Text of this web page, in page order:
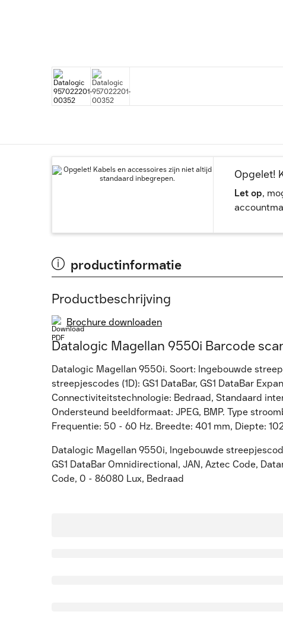
Opgelet!
Let op,
productinformatie
Productbeschrijving
Brochure downloaden
Datalogic Magellan 9550i Barcode
Datalogic Magellan 9550i. Soort: Ingebouwde
streepjescodes (1D): GS1 DataBar, GS1 DataBar
Connectiviteitstechnologie: Bedraad, Standaard
Ondersteund beeldformaat: JPEG, BMP. Type
Frequentie: 50 - 60 Hz. Breedte: 401 mm, Diepte:
Datalogic Magellan 9550i, Ingebouwde
GS1 DataBar Omnidirectional, JAN, Aztec Code,
Code, 0 - 86080 Lux, Bedraad